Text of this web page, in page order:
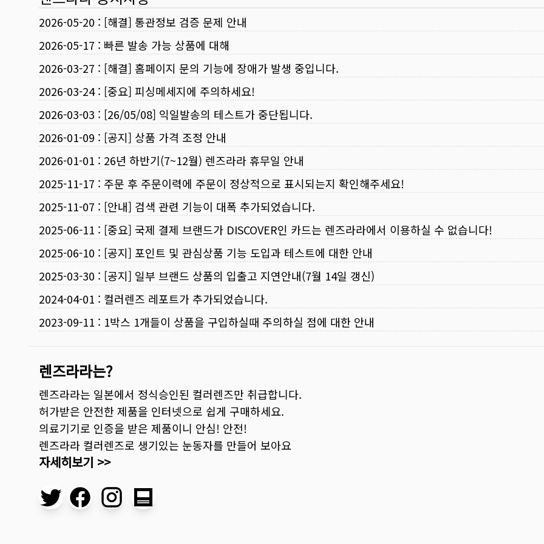
2026-05-20 : [해결] 통관정보 검증 문제 안내
2026-05-17 : 빠른 발송 가능 상품에 대해
2026-03-27 : [해결] 홈페이지 문의 기능에 장애가 발생 중입니다.
2026-03-24: [중요] 피싱메세지에 주의하세요!
2026-03-03 : [26/05/08] 익일발송의 테스트가 중단됩니다.
2026-01-09 : [공지] 상품 가격 조정 안내
2026-01-01 : 26년 하반기(7~12월) 렌즈라라 휴무일 안내
2025-11-17 : 주문 후 주문이력에 주문이 정상적으로 표시되는지 확인해주세요!
2025-11-07 : [안내] 검색 관련 기능이 대폭 추가되었습니다.
2025-06-11 : [중요] 국제 결제 브랜드가 DISCOVER인 카드는 렌즈라라에서 이용하실 수 없습니다!
2025-06-10 : [공지] 포인트 및 관심상품 기능 도입과 테스트에 대한 안내
2025-03-30 : [공지] 일부 브랜드 상품의 입출고 지연안내(7월 14일 갱신)
2024-04-01 : 컬러렌즈 레포트가 추가되었습니다.
2023-09-11 : 1박스 1개들이 상품을 구입하실때 주의하실 점에 대한 안내
렌즈라라는?
렌즈라라는 일본에서 정식승인된 컬러렌즈만 취급합니다.
허가받은 안전한 제품을 인터넷으로 쉽게 구매하세요.
의료기기로 인증을 받은 제품이니 안심! 안전!
렌즈라라 컬러렌즈로 생기있는 눈동자를 만들어 보아요
자세히보기 >>